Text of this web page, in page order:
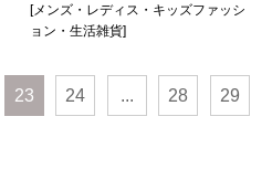
[メンズ・レディス・キッズファッシ
ョン・生活雑貨]
23 24 ... 28 29